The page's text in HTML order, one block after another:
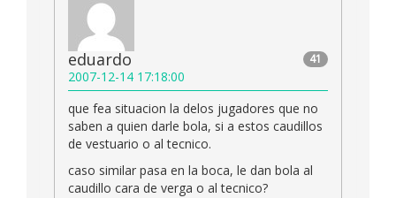
41
eduardo
2007-12-14 17:18:00
que fea situacion la delos jugadores que no
saben a quien darle bola, si a estos caudillos
de vestuario o al tecnico.
caso similar pasa en la boca, le dan bola al
caudillo cara de verga o al tecnico?